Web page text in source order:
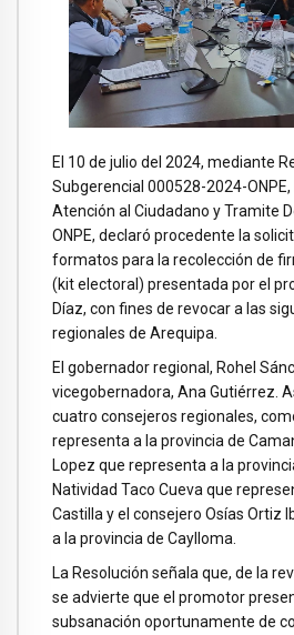
El 10 de julio del 2024, mediante
Subgerencial 000528-2024-
Atención al Ciudadano y Tramite
ONPE, declaró procedente la
formatos para la recolección de
(kit electoral) presentada por el
Díaz, con fines de revocar a las
regionales de Arequipa.
El gobernador regional, Rohel
vicegobernadora, Ana Gutiérrez.
cuatro consejeros regionales,
representa a la provincia de
Lopez que representa a la
Natividad Taco Cueva que
Castilla y el consejero Osías Ortiz
a la provincia de Caylloma.
La Resolución señala que, de la
se advierte que el promotor
subsanación oportunamente de